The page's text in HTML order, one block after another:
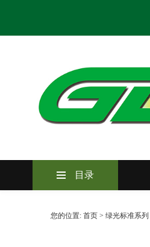
目录
您的位置: 首页> 绿光标准系列